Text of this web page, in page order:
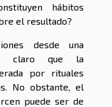
hábitos
el resultado?
desde una
claro que la
por rituales
No obstante, el
puede ser de